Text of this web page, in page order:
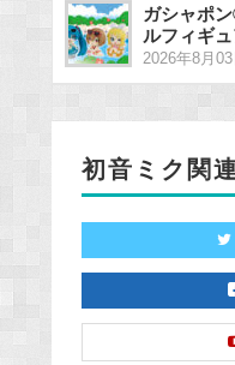
ガシャポ
ルフィギ
2026年8月
初音ミク関